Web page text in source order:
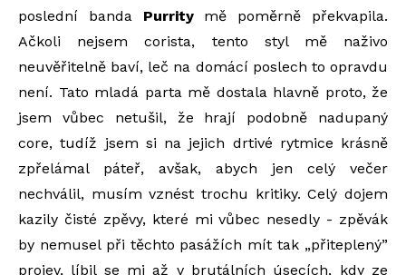
poslední banda Purritymě poměrně překvapila.
Ačkoli nejsem corista, tento styl mě naživo
neuvěřitelně baví, leč na domácí poslech to opravdu
není. Tato mladá parta mě dostala hlavně proto, že
jsem vůbec netušil, že hrají podobně nadupaný
core, tudíž jsem si na jejich drtivé rytmice krásně
zpřelámal páteř, avšak, abych jen celý večer
nechválil, musím vznést trochu kritiky. Celý dojem
kazily čisté zpěvy, které mi vůbec nesedly - zpěvák
by nemusel při těchto pasážích mít tak „přiteplený”
projev, líbil se mi až v brutálních úsecích, kdy ze